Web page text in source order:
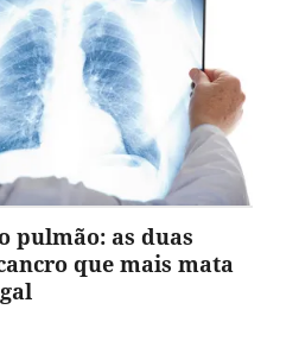
pulmão: as duas
que mais mata